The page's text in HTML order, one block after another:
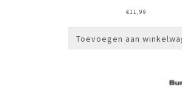
€11,99
Toevoegen aan